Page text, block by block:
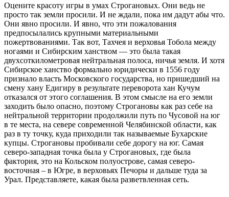
Оцените красоту игры в умах Строгановых. Они ведь не
просто так земли просили. И не ждали, пока им дадут абы что.
Они явно просили. И явно, что эти пожалования
предпосылались крупными материальными
пожертвованиями. Так вот, Тахчея и верховья Тобола между
ногаями и Сибирским ханством — это была такая
двухсоткилометровая нейтральная полоса, ничья земля. И хотя
Сибирское ханство формально юридически в 1556 году
признало власть Московского государства, но пришедший на
смену хану Едигиру в результате переворота хан Кучум
отказался от этого соглашения. В этом смысле на его земли
заходить было опасно, поэтому Строгановы как раз себе на
нейтральной территории продолжили путь по Чусовой на юг
в те места, на севере современной Челябинской области, как
раз в ту точку, куда приходили так называемые Бухарские
купцы. Строгановы пробивали себе дорогу на юг. Самая
северо-западная точка была у Строгановых, где была
фактория, это на Кольском полуострове, самая северо-
восточная – в Югре, в верховьях Печоры и дальше туда за
Урал. Представляете, какая была разветвленная сеть.